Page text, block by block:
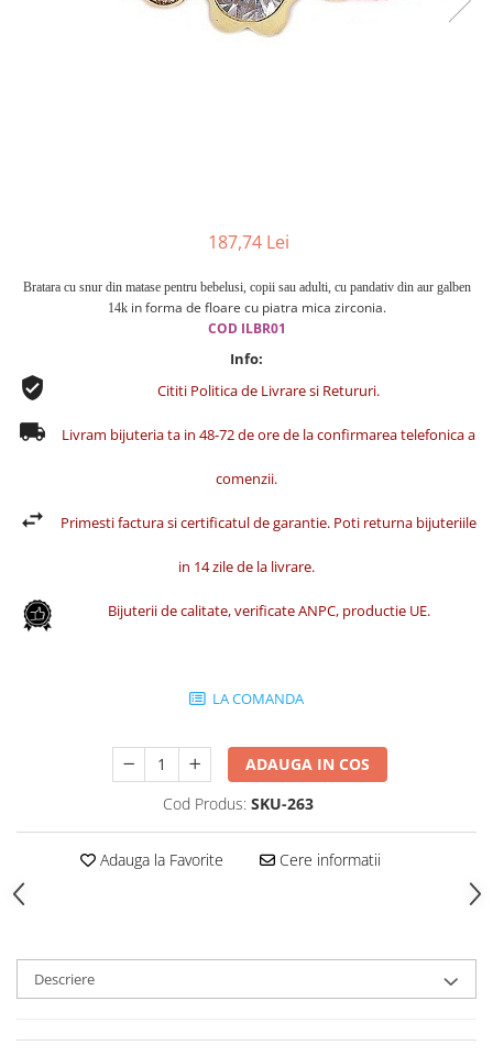
187,74 Lei
Bratara cu snur din matase pentru bebelusi, copii sau adulti, cu pandativ din aur galben
14k in forma de floare cu piatra mica zirconia.
COD ILBR01
Info:
Cititi Politica de Livrare si Retururi.
Livram bijuteria ta in 48-72 de ore de la confirmarea telefonica a
comenzii.
Primesti factura si certificatul de garantie. Poti returna bijuteriile
in 14 zile de la livrare.
Bijuterii de calitate, verificate ANPC, productie UE.
LA COMANDA
ADAUGA IN COS
Cod Produs: SKU-263
Adauga la Favorite Cere informatii
Descriere